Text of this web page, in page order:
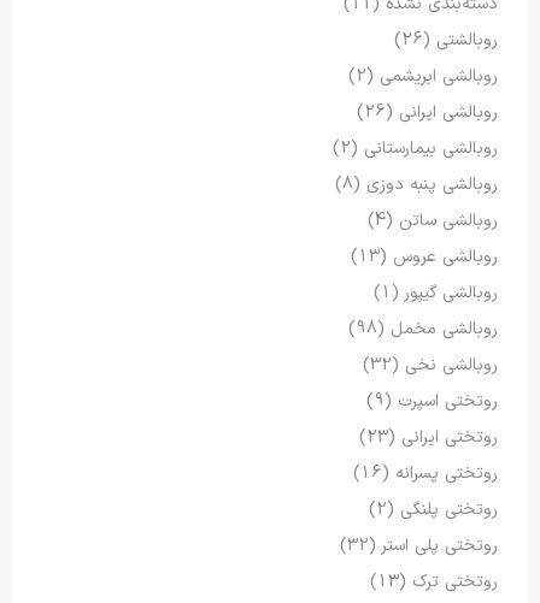
روبالشتی (26)
روبالشی ابریشمی (2)
روبالشی ایرانی (26)
روبالشی بیمارستانی (2)
روبالشی پنبه دوزی (8)
روبالشی ساتن (4)
روبالشی عروس (13)
روبالشی گیپور (1)
روبالشی مخمل (98)
روبالشی نخی (32)
روتختی اسپرت (9)
روتختی ایرانی (23)
روتختی پسرانه (16)
روتختی پلنگی (2)
روتختی پلی استر (32)
روتختی ترک (13)